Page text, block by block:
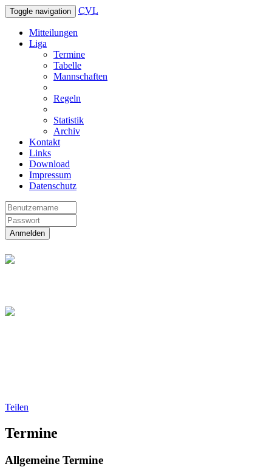
Toggle navigation CVL
Mitteilungen
Liga
Termine
Tabelle
Mannschaften
Regeln
Statistik
Archiv
Kontakt
Links
Download
Impressum
Datenschutz
Anmelden
Teilen
Termine
Allgemeine Termine